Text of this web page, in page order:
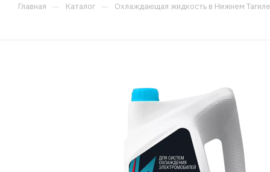
Главная — Каталог — Охлаждающая жидкость в Нижнем Тагиле